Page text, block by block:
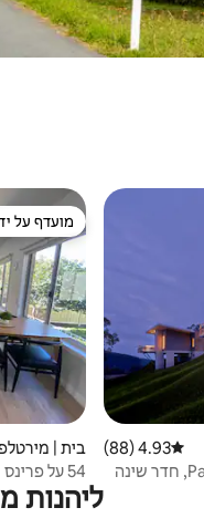
אורחים
דירוג ממוצע של 4.93 מתוך 5, 88 ביקורות
4.93 (88)
וילה 3 במרקש - Panoramia Villas, חדר שינה
מועדף על
מועדף על
בית |
54 על פרינס
ליהנות